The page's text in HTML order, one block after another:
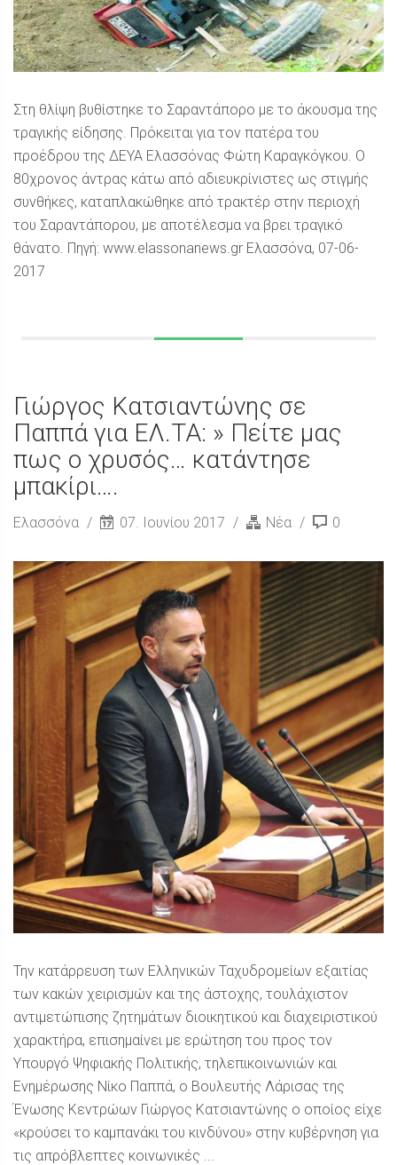
Στη θλίψη βυθίστηκε το Σαραντάπορο με το άκουσμα της
τραγικής είδησης. Πρόκειται για τον πατέρα του
προέδρου της ΔΕΥΑ Ελασσόνας Φώτη Καραγκόγκου. Ο
80χρονος άντρας κάτω από αδιευκρίνιστες ως στιγμής
συνθήκες, καταπλακώθηκε από τρακτέρ στην περιοχή
του Σαραντάπορου, με αποτέλεσμα να βρει τραγικό
θάνατο. Πηγή: www.elassonanews.gr Ελασσόνα, 07-06-
2017
Γιώργος Κατσιαντώνης σε
Παππά για ΕΛ.ΤΑ: » Πείτε μας
πως ο χρυσός… κατάντησε
μπακίρι….
Ελασσόνα 07. Ιουνίου 2017 Νέα 0
Την κατάρρευση των Ελληνικών Ταχυδρομείων εξαιτίας
των κακών χειρισμών και της άστοχης, τουλάχιστον
αντιμετώπισης ζητημάτων διοικητικού και διαχειριστικού
χαρακτήρα, επισημαίνει με ερώτηση του προς τον
Υπουργό Ψηφιακής Πολιτικής, τηλεπικοινωνιών και
Ενημέρωσης Νίκο Παππά, ο Βουλευτής Λάρισας της
Ένωσης Κεντρώων Γιώργος Κατσιαντώνης ο οποίος είχε
«κρούσει το καμπανάκι του κινδύνου» στην κυβέρνηση για
τις απρόβλεπτες κοινωνικές ...